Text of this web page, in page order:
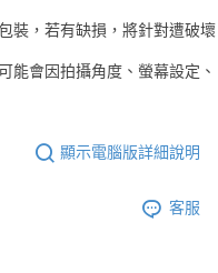
裝，若有缺損，將針對遭破壞
能會因拍攝角度、螢幕設定、
顯示電腦版詳細說明
客服